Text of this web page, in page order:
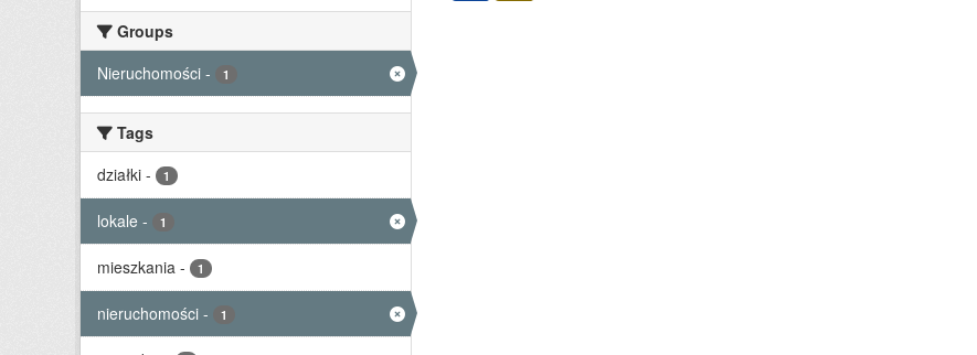
Groups
Nieruchomości - 1
Tags
działki - 1
lokale - 1
mieszkania - 1
nieruchomości - 1